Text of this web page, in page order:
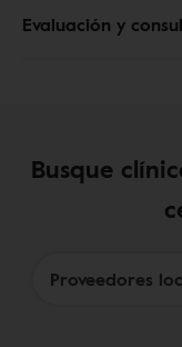
Evaluación y
Busque